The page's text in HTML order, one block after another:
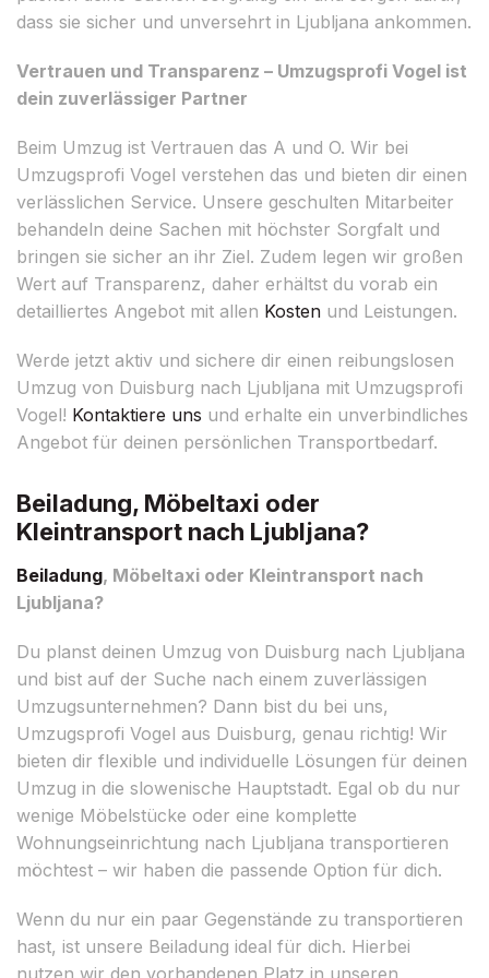
dass sie sicher und unversehrt in Ljubljana ankommen.
Vertrauen und Transparenz – Umzugsprofi Vogel ist
dein zuverlässiger Partner
Beim Umzug ist Vertrauen das A und O. Wir bei
Umzugsprofi Vogel verstehen das und bieten dir einen
verlässlichen Service. Unsere geschulten Mitarbeiter
behandeln deine Sachen mit höchster Sorgfalt und
bringen sie sicher an ihr Ziel. Zudem legen wir großen
Wert auf Transparenz, daher erhältst du vorab ein
detailliertes Angebot mit allen Kosten und Leistungen.
Werde jetzt aktiv und sichere dir einen reibungslosen
Umzug von Duisburg nach Ljubljana mit Umzugsprofi
Vogel! Kontaktiere uns und erhalte ein unverbindliches
Angebot für deinen persönlichen Transportbedarf.
Beiladung, Möbeltaxi oder
Kleintransport nach Ljubljana?
Beiladung, Möbeltaxi oder Kleintransport nach
Ljubljana?
Du planst deinen Umzug von Duisburg nach Ljubljana
und bist auf der Suche nach einem zuverlässigen
Umzugsunternehmen? Dann bist du bei uns,
Umzugsprofi Vogel aus Duisburg, genau richtig! Wir
bieten dir flexible und individuelle Lösungen für deinen
Umzug in die slowenische Hauptstadt. Egal ob du nur
wenige Möbelstücke oder eine komplette
Wohnungseinrichtung nach Ljubljana transportieren
möchtest – wir haben die passende Option für dich.
Wenn du nur ein paar Gegenstände zu transportieren
hast, ist unsere Beiladung ideal für dich. Hierbei
nutzen wir den vorhandenen Platz in unseren